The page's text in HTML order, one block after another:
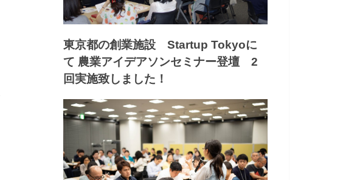
東京都の創業施設 Startup Tokyoに
て 農業アイデアソンセミナー登壇 2
回実施致しました！